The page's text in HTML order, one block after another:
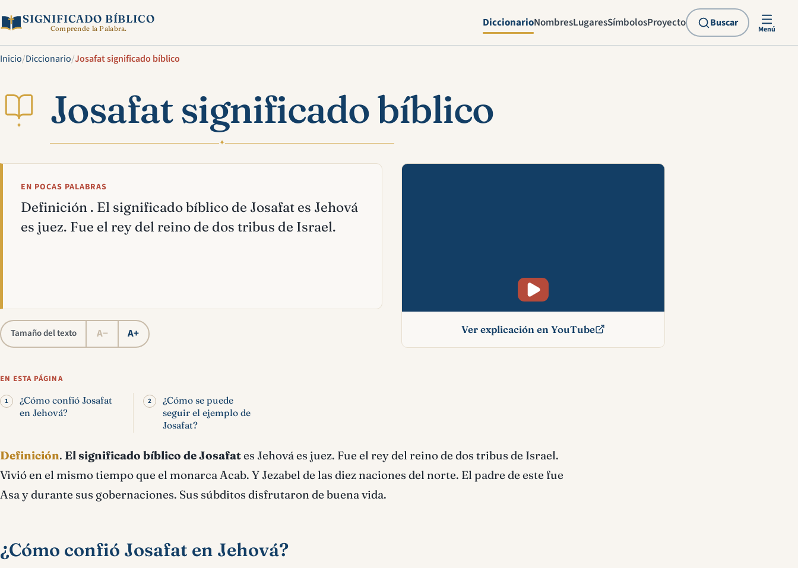
SIGNIFICADO BÍBLICO
Comprende la Palabra. DiccionarioNombresLugaresSímbolosProyecto Buscar
Menú
Inicio/Diccionario/Josafat significado bíblico
✦ Josafat significado bíblico
✦
EN POCAS PALABRAS
Definición . El significado bíblico de Josafat es Jehová
es juez. Fue el rey del reino de dos tribus de Israel.
Tamaño del texto A− A+
Mira esta explicación en vídeo
Ver explicación en YouTube
EN ESTA PÁGINA
¿Cómo confió Josafat
en Jehová?
¿Cómo se puede
seguir el ejemplo de
Josafat?
Definición. El significado bíblico de Josafates Jehová es juez. Fue el rey del reino de dos tribus de Israel.
Vivió en el mismo tiempo que el monarca Acab. Y Jezabel de las diez naciones del norte. El padre de este fue
Asa y durante sus gobernaciones. Sus súbditos disfrutaron de buena vida.
¿Cómo confió Josafat en Jehová?